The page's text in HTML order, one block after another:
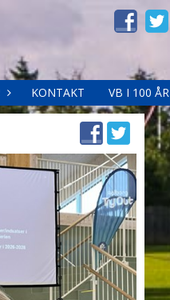
KONTAKT VB I 100 ÅR